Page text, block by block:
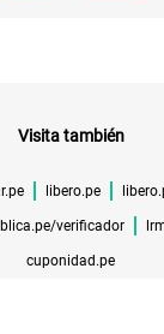
Visita también
libero.pe
verificador
cuponidad.pe